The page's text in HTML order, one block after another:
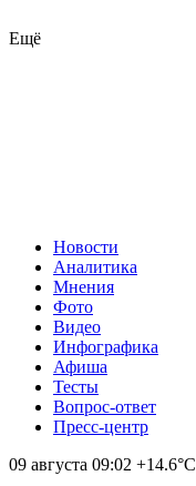
Ещё
Новости
Аналитика
Мнения
Фото
Видео
Инфографика
Афиша
Тесты
Вопрос-ответ
Пресс-центр
09 августа 09:02 +14.6°С